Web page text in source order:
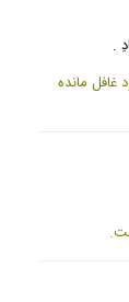
.
غافل مانده